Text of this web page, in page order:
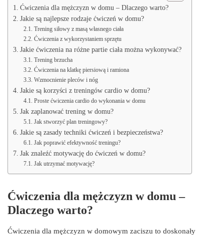
Ćwiczenia dla mężczyzn w domu – Dlaczego warto?
Jakie są najlepsze rodzaje ćwiczeń w domu?
Trening siłowy z masą własnego ciała
Ćwiczenia z wykorzystaniem sprzętu
Jakie ćwiczenia na różne partie ciała można wykonywać?
Trening brzucha
Ćwiczenia na klatkę piersiową i ramiona
Wzmocnienie pleców i nóg
Jakie są korzyści z treningów cardio w domu?
Proste ćwiczenia cardio do wykonania w domu
Jak zaplanować trening w domu?
Jak stworzyć plan treningowy?
Jakie są zasady techniki ćwiczeń i bezpieczeństwa?
Jak poprawić efektywność treningu?
Jak znaleźć motywację do ćwiczeń w domu?
Jak utrzymać motywację?
Ćwiczenia dla mężczyzn w domu –
Dlaczego warto?
Ćwiczenia dla mężczyzn w domowym zaciszu to doskonały